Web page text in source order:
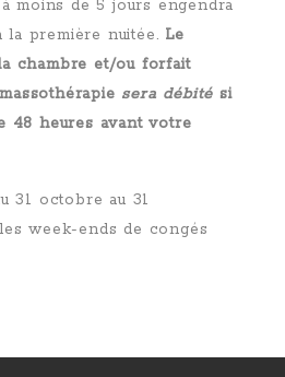
moins de 5 jours engendra
la première nuitée. Le
chambre et/ou forfait
sera débité si
48 heures avant votre
31 octobre au 31
week-ends de congés